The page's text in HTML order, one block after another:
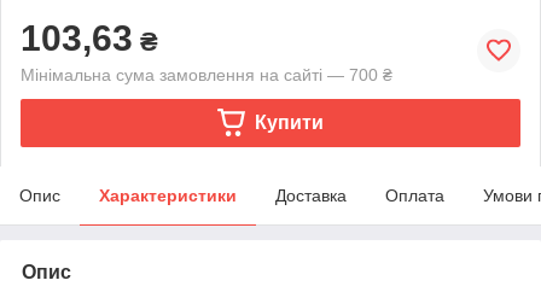
103,63 ₴
Мінімальна сума замовлення на сайті — 700 ₴
Купити
Опис Характеристики Доставка Оплата Умови
Опис